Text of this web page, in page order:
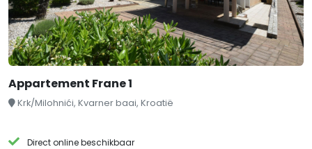
Appartement Frane 1
Krk/Milohnići, Kvarner baai, Kroatië
Direct online beschikbaar